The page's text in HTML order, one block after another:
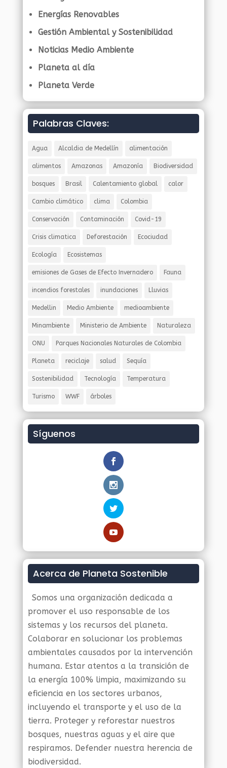
Energías Renovables
Gestión Ambiental y Sostenibilidad
Noticias Medio Ambiente
Planeta al día
Planeta Verde
Palabras Claves:
Agua Alcaldia de Medellín alimentación
alimentos Amazonas Amazonía Biodiversidad
bosques Brasil Calentamiento global calor
Cambio climático clima Colombia
Conservación Contaminación Covid-19
Crisis climatica Deforestación Ecociudad
Ecología Ecosistemas
emisiones de Gases de Efecto Invernadero Fauna
incendios forestales inundaciones Lluvias
Medellin Medio Ambiente medioambiente
Minambiente Ministerio de Ambiente Naturaleza
ONU Parques Nacionales Naturales de Colombia
Planeta reciclaje salud Sequía
Sostenibilidad Tecnología Temperatura
Turismo WWF árboles
Síguenos
Acerca de Planeta Sostenible
Somos una organización dedicada a
promover el uso responsable de los
sistemas y los recursos del planeta.
Colaborar en solucionar los problemas
ambientales causados por la intervención
humana. Estar atentos a la transición de
la energía 100% limpia, maximizando su
eficiencia en los sectores urbanos,
incluyendo el transporte y el uso de la
tierra. Proteger y reforestar nuestros
bosques, nuestras aguas y el aire que
respiramos. Defender nuestra herencia de
biodiversidad.